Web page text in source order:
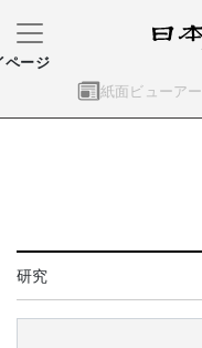
紙面ビューアー
ページ
研究